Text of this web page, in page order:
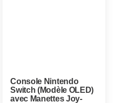
Console Nintendo
Switch (Modèle OLED)
avec Manettes Joy-